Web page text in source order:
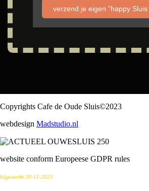
verzend je eigen "happy Sluis
Copyrights Cafe de Oude Sluis©2023
webdesign Madstudio.nl
website conform Europeese GDPR rules
bijgewerkt 20-11-2025